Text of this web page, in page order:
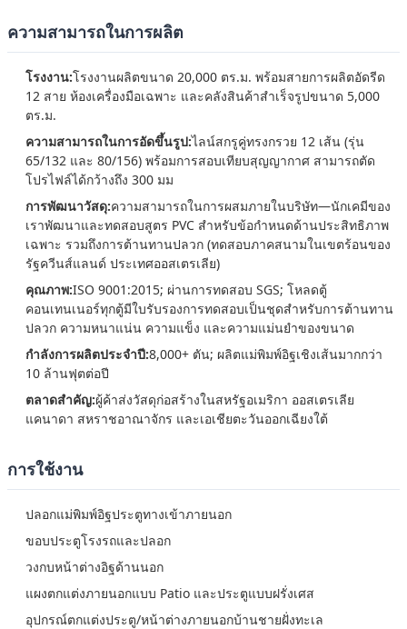
ความสามารถในการผลิต
โรงงาน:โรงงานผลิตขนาด 20,000 ตร.ม. พร้อมสายการผลิตอัดรีด
12 สาย ห้องเครื่องมือเฉพาะ และคลังสินค้าสำเร็จรูปขนาด 5,000
ตร.ม.
ความสามารถในการอัดขึ้นรูป:ไลน์สกรูคู่ทรงกรวย 12 เส้น (รุ่น
65/132 และ 80/156) พร้อมการสอบเทียบสุญญากาศ สามารถตัด
โปรไฟล์ได้กว้างถึง 300 มม
การพัฒนาวัสดุ:ความสามารถในการผสมภายในบริษัท—นักเคมีของ
เราพัฒนาและทดสอบสูตร PVC สำหรับข้อกำหนดด้านประสิทธิภาพ
เฉพาะ รวมถึงการต้านทานปลวก (ทดสอบภาคสนามในเขตร้อนของ
รัฐควีนส์แลนด์ ประเทศออสเตรเลีย)
คุณภาพ:ISO 9001:2015; ผ่านการทดสอบ SGS; โหลดตู้
คอนเทนเนอร์ทุกตู้มีใบรับรองการทดสอบเป็นชุดสำหรับการต้านทาน
ปลวก ความหนาแน่น ความแข็ง และความแม่นยำของขนาด
กำลังการผลิตประจำปี:8,000+ ตัน; ผลิตแม่พิมพ์อิฐเชิงเส้นมากกว่า
10 ล้านฟุตต่อปี
ตลาดสำคัญ:ผู้ค้าส่งวัสดุก่อสร้างในสหรัฐอเมริกา ออสเตรเลีย
แคนาดา สหราชอาณาจักร และเอเชียตะวันออกเฉียงใต้
การใช้งาน
ปลอกแม่พิมพ์อิฐประตูทางเข้าภายนอก
ขอบประตูโรงรถและปลอก
วงกบหน้าต่างอิฐด้านนอก
แผงตกแต่งภายนอกแบบ Patio และประตูแบบฝรั่งเศส
อุปกรณ์ตกแต่งประตู/หน้าต่างภายนอกบ้านชายฝั่งทะเล